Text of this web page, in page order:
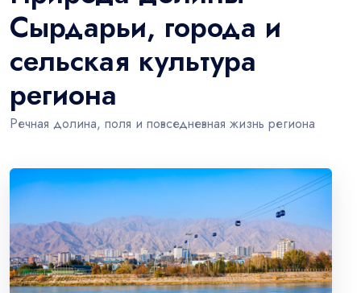
Сырдарьи, города и
сельская культура
региона
Речная долина, поля и повседневная жизнь региона